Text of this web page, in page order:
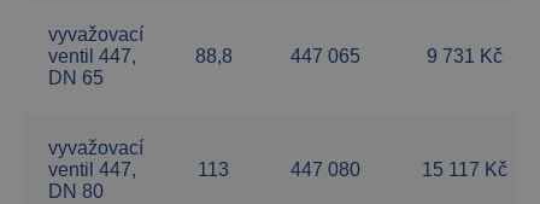
vyvažovací
ventil 447,
DN 65
88,8 447 065 9 731 Kč
vyvažovací
ventil 447,
DN 80
113 447 080 15 117 Kč